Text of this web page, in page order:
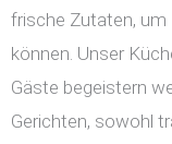
frische Zutaten, um
können. Unser
Gäste begeistern
Gerichten, sowohl